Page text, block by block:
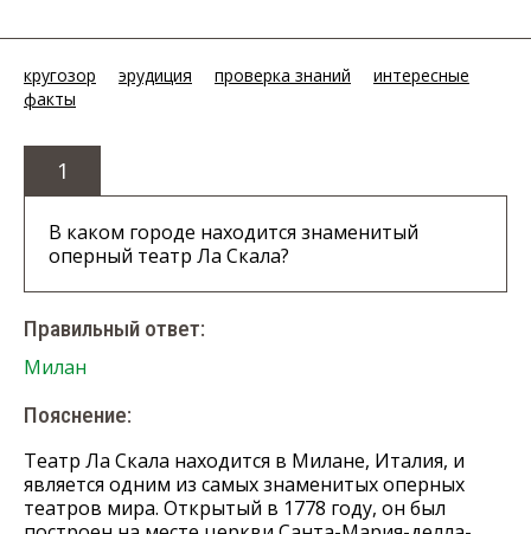
кругозор эрудиция проверка знаний
интересные
факты
1
В каком городе находится знаменитый
оперный театр Ла Скала?
Правильный ответ:
Милан
Пояснение:
Театр Ла Скала находится в Милане, Италия, и
является одним из самых знаменитых оперных
театров мира. Открытый в 1778 году, он был